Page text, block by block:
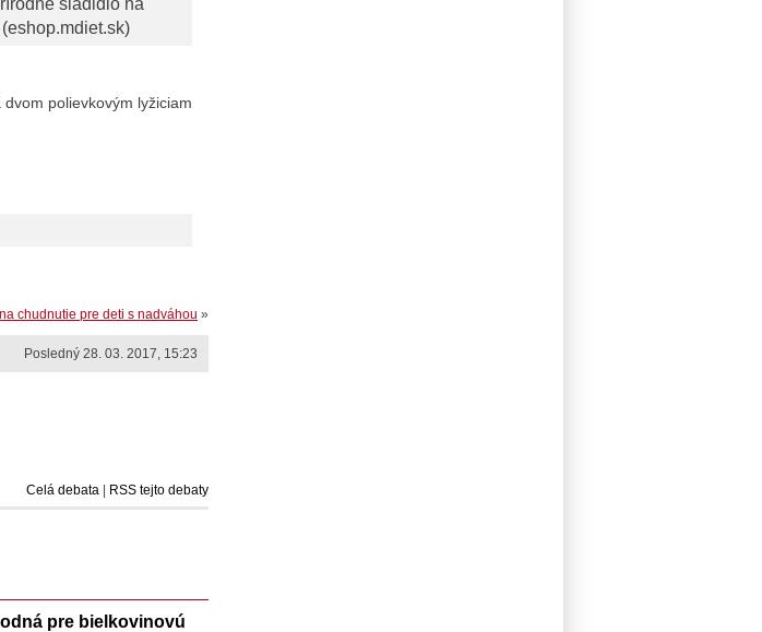
sladidlo na
polievkovým lyžiciam
chudnutie pre deti s nadváhou »
Posledný 28. 03. 2017, 15:23
Celá debata | RSS tejto debaty
pre bielkovinovú